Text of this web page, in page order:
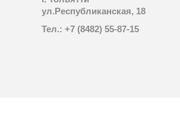
ул.Республиканская, 18
Тел.: +7 (8482) 55-87-15